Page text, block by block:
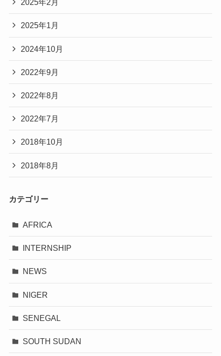
2025年2月
2025年1月
2024年10月
2022年9月
2022年8月
2022年7月
2018年10月
2018年8月
カテゴリー
AFRICA
INTERNSHIP
NEWS
NIGER
SENEGAL
SOUTH SUDAN